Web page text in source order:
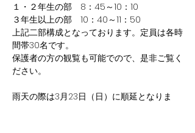
１・２年生の部　8：45～10：10
３年生以上の部　10：40～11：50
上記二部構成となっております。定員は各時
間帯30名です。
保護者の方の観覧も可能でので、是非ご覧く
ださい。
雨天の際は3月23日（日）に順延となりま